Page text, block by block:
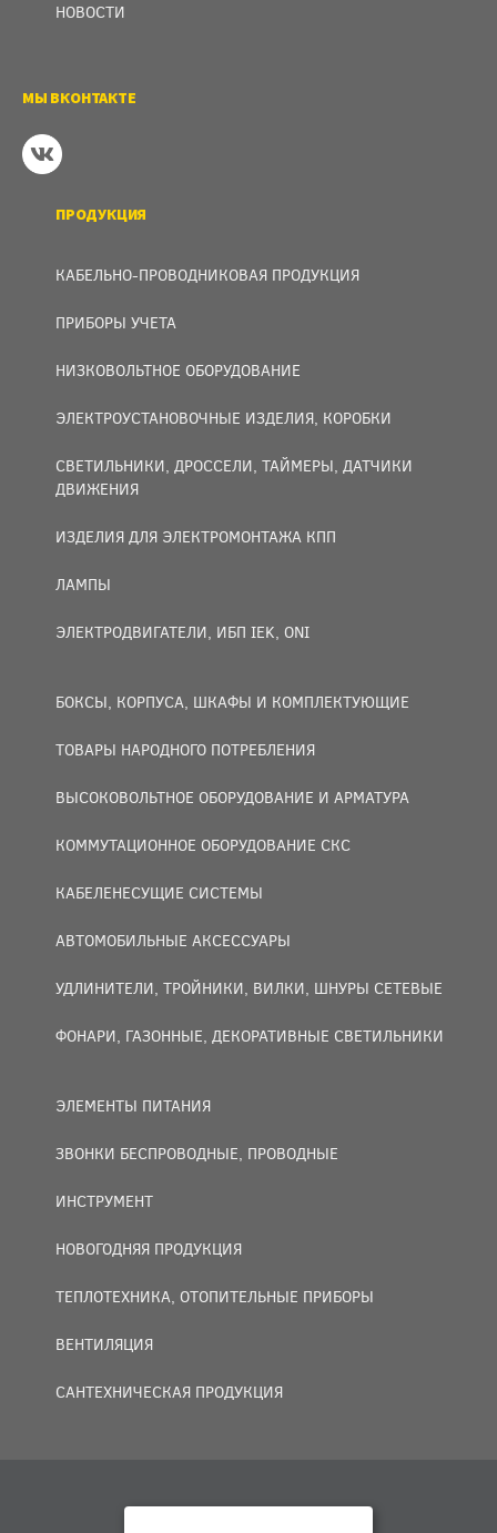
НОВОСТИ
МЫ ВКОНТАКТЕ
ПРОДУКЦИЯ
КАБЕЛЬНО-ПРОВОДНИКОВАЯ ПРОДУКЦИЯ
ПРИБОРЫ УЧЕТА
НИЗКОВОЛЬТНОЕ ОБОРУДОВАНИЕ
ЭЛЕКТРОУСТАНОВОЧНЫЕ ИЗДЕЛИЯ, КОРОБКИ
СВЕТИЛЬНИКИ, ДРОССЕЛИ, ТАЙМЕРЫ, ДАТЧИКИ
ДВИЖЕНИЯ
ИЗДЕЛИЯ ДЛЯ ЭЛЕКТРОМОНТАЖА КПП
ЛАМПЫ
ЭЛЕКТРОДВИГАТЕЛИ, ИБП IEK, ONI
БОКСЫ, КОРПУСА, ШКАФЫ И КОМПЛЕКТУЮЩИЕ
ТОВАРЫ НАРОДНОГО ПОТРЕБЛЕНИЯ
ВЫСОКОВОЛЬТНОЕ ОБОРУДОВАНИЕ И АРМАТУРА
КОММУТАЦИОННОЕ ОБОРУДОВАНИЕ СКС
КАБЕЛЕНЕСУЩИЕ СИСТЕМЫ
АВТОМОБИЛЬНЫЕ АКСЕССУАРЫ
УДЛИНИТЕЛИ, ТРОЙНИКИ, ВИЛКИ, ШНУРЫ СЕТЕВЫЕ
ФОНАРИ, ГАЗОННЫЕ, ДЕКОРАТИВНЫЕ СВЕТИЛЬНИКИ
ЭЛЕМЕНТЫ ПИТАНИЯ
ЗВОНКИ БЕСПРОВОДНЫЕ, ПРОВОДНЫЕ
ИНСТРУМЕНТ
НОВОГОДНЯЯ ПРОДУКЦИЯ
ТЕПЛОТЕХНИКА, ОТОПИТЕЛЬНЫЕ ПРИБОРЫ
ВЕНТИЛЯЦИЯ
САНТЕХНИЧЕСКАЯ ПРОДУКЦИЯ